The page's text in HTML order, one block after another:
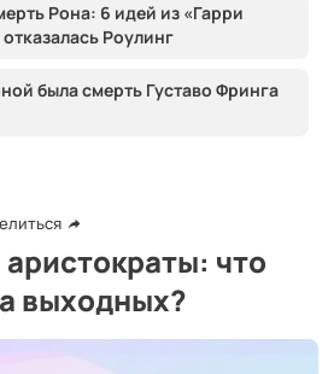
Рона: 6 идей из «Гарри
Роулинг
была смерть Густаво Фринга
что
выходных?